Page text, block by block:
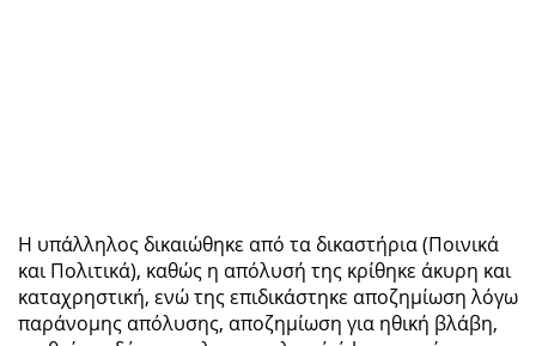
Η υπάλληλος δικαιώθηκε από τα δικαστήρια (Ποινικά
και Πολιτικά), καθώς η απόλυσή της κρίθηκε άκυρη και
καταχρηστική, ενώ της επιδικάστηκε αποζημίωση λόγω
παράνομης απόλυσης, αποζημίωση για ηθική βλάβη,